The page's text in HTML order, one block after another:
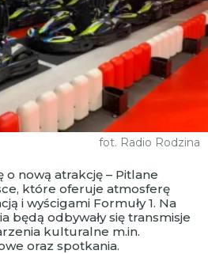
fot. Radio Rodzina
o nową atrakcję – Pitlane
które oferuje atmosferę
i wyścigami Formuły 1. Na
będą odbywały się transmisje
kulturalne m.in.
oraz spotkania.